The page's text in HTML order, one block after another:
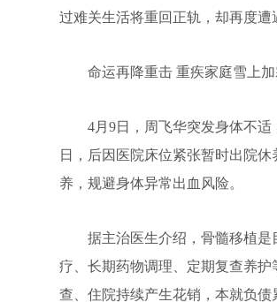
过难关生活将重回正轨，却再度遭
命运再降重击 重疾家庭雪上加
4月9日，周飞华突发身体不适
日，后因医院床位紧张暂时出院
养，规避身体异常出血风险。
据主治医生介绍，骨髓移植是
疗、长期药物调理、定期复查养
查、住院持续产生花销，本就负债